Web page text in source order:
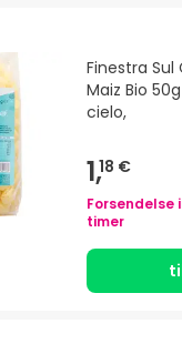
Finestra Sul
Maiz Bio
cielo,
1,18 €
Forsendelse
timer